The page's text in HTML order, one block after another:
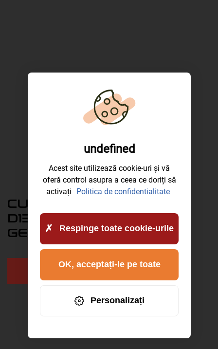
CUMPĂR MOTOR VOLVO
D13K540 EURO 6 ÎN
GERMANIA
+49 9771 90 64 5 64
undefined
Acest site utilizează cookie-uri și vă
oferă control asupra a ceea ce doriți să
activați
Politica de confidentialitate
Respinge toate cookie-urile
Personalizați
OK, acceptați-le pe toate